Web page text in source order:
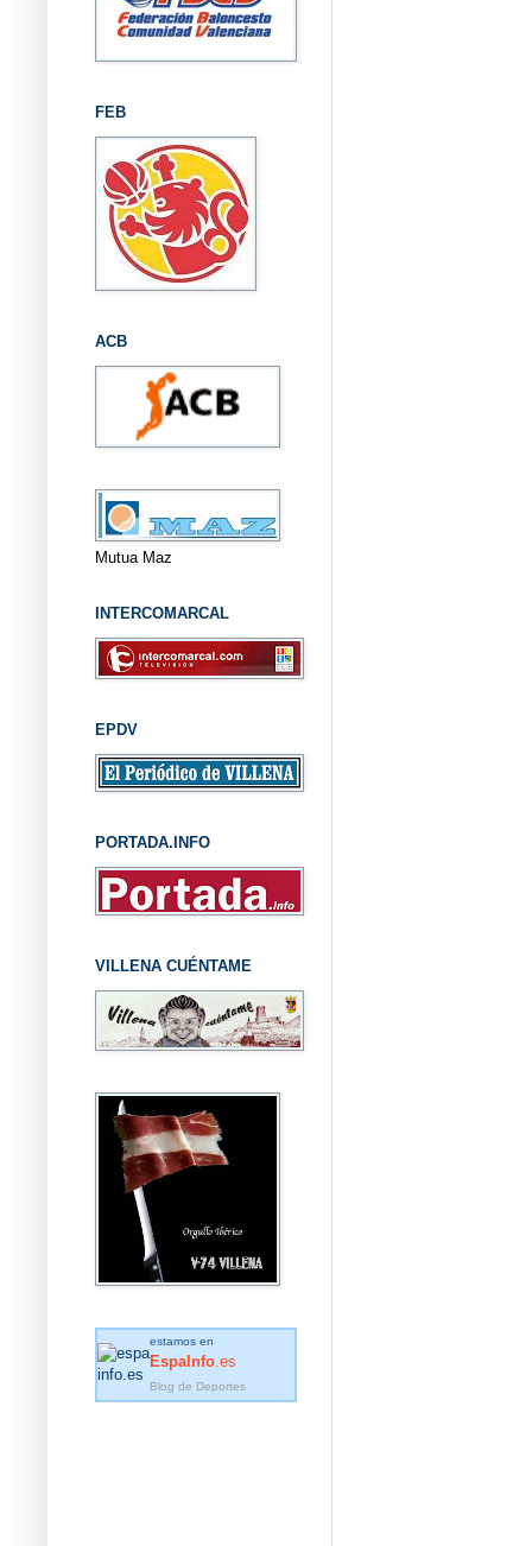
FEB
ACB
Mutua Maz
INTERCOMARCAL
EPDV
PORTADA.INFO
VILLENA CUÉNTAME
estamos en
EspaInfo .es
Blog de Deportes